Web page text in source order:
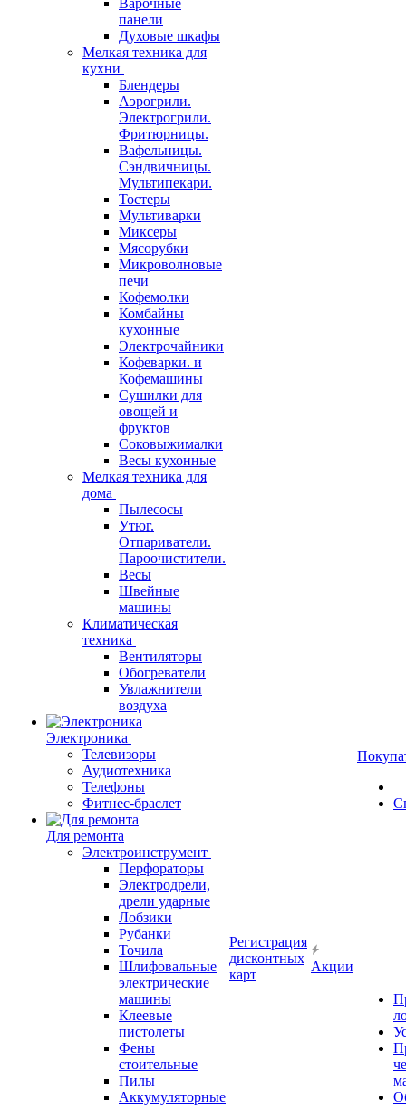
Варочные
панели
Духовые шкафы
Мелкая техника для
кухни
Блендеры
Аэрогрили.
Электрогрили.
Фритюрницы.
Вафельницы.
Сэндвичницы.
Мультипекари.
Тостеры
Мультиварки
Миксеры
Мясорубки
Микроволновые
печи
Кофемолки
Комбайны
кухонные
Электрочайники
Кофеварки. и
Кофемашины
Сушилки для
овощей и
фруктов
Соковыжималки
Весы кухонные
Мелкая техника для
дома
Пылесосы
Утюг.
Отпариватели.
Пароочистители.
Весы
Швейные
машины
Климатическая
техника
Вентиляторы
Обогреватели
Увлажнители
воздуха
Электроника
Телевизоры
Аудиотехника
Телефоны
Фитнес-браслет
Для ремонта
Электроинструмент
Перфораторы
Электродрели,
дрели ударные
Лобзики
Рубанки
Точила
Шлифовальные
электрические
машины
Клеевые
пистолеты
Фены
стоительные
Пилы
Аккумуляторные
Регистрация
дисконтных
карт
Акции